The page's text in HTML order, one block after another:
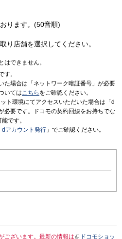
ります。(50音順)
り店舗を選択してください。
はできません。
す。
た場合は「ネットワーク暗証番号」が必要
いてはこちら をご確認ください。
ト環境にてアクセスいただいた場合は「d
必要です。ドコモの契約回線をお持ちでな
です。
dアカウント発行 」でご確認ください。
ございます。最新の情報は
ドコモショッ